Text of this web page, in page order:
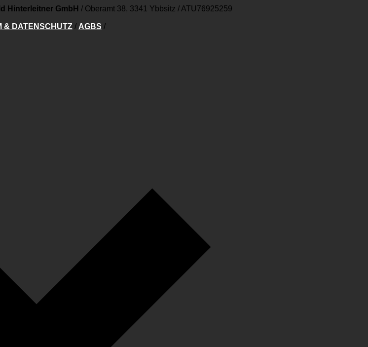
Hinterleitner GmbH /Oberamt 38, 3341 Ybbsitz /ATU76925259
& DATENSCHUTZ / AGBS /